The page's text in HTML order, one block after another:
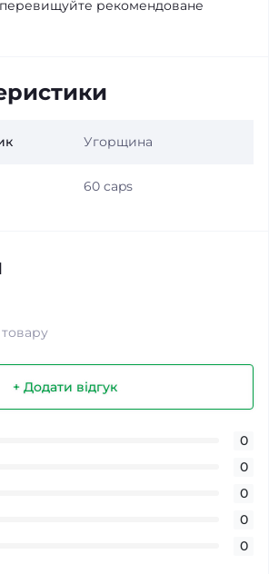
рекомендоване
Угорщина
60 caps
+ Додати відгук
0
0
0
0
0